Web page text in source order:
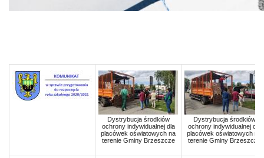
Dystrybucja środkiów
ochrony indywidualnej dla
placówek oświatowych na
terenie Gminy Brzeszcze
Dystrybucja środkiów
ochrony indywidualnej dla
placówek oświatowych na
terenie Gminy Brzeszcze